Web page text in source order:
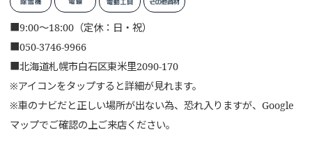
■9:00～18:00（定休：日・祝）
■050-3746-9966
■北海道札幌市白石区東米里2090-170
※アイコンをタップすると詳細が見れます。
※車のナビだと正しい場所が出ない為、恐れ入りますが、Google
マップでご確認の上ご来店ください。